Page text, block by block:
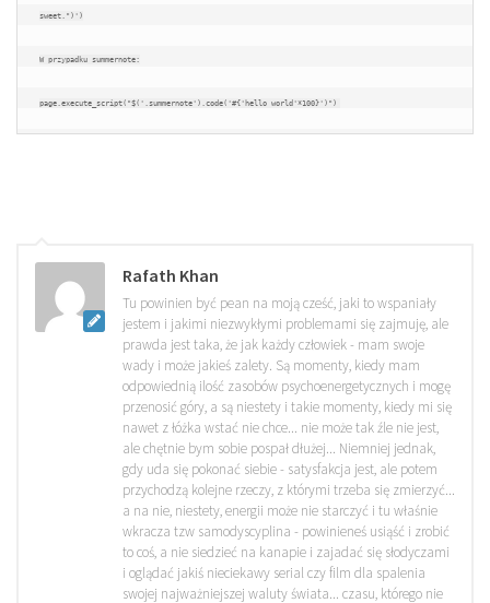
sweet.")')
W przypadku summernote:
page.execute_script("$('.summernote').code('#{'hello world'*100}')")
Rafath Khan
Tu powinien być pean na moją cześć, jaki to wspaniały
jestem i jakimi niezwykłymi problemami się zajmuję, ale
prawda jest taka, że jak każdy człowiek - mam swoje
wady i może jakieś zalety. Są momenty, kiedy mam
odpowiednią ilość zasobów psychoenergetycznych i mogę
przenosić góry, a są niestety i takie momenty, kiedy mi się
nawet z łóżka wstać nie chce... nie może tak źle nie jest,
ale chętnie bym sobie pospał dłużej... Niemniej jednak,
gdy uda się pokonać siebie - satysfakcja jest, ale potem
przychodzą kolejne rzeczy, z którymi trzeba się zmierzyć...
a na nie, niestety, energii może nie starczyć i tu właśnie
wkracza tzw samodyscyplina - powinieneś usiąść i zrobić
to coś, a nie siedzieć na kanapie i zajadać się słodyczami
i oglądać jakiś nieciekawy serial czy film dla spalenia
swojej najważniejszej waluty świata... czasu, którego nie